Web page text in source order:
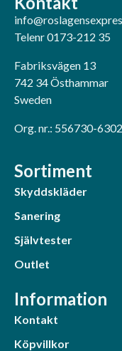
Telenr 0173-212 35
Fabriksvägen 13
742 34 Östhammar
Sweden
Org. nr.: 556730-6302
Sortiment
Skyddskläder
Sanering
Självtester
Outlet
Information
Kontakt
Köpvillkor